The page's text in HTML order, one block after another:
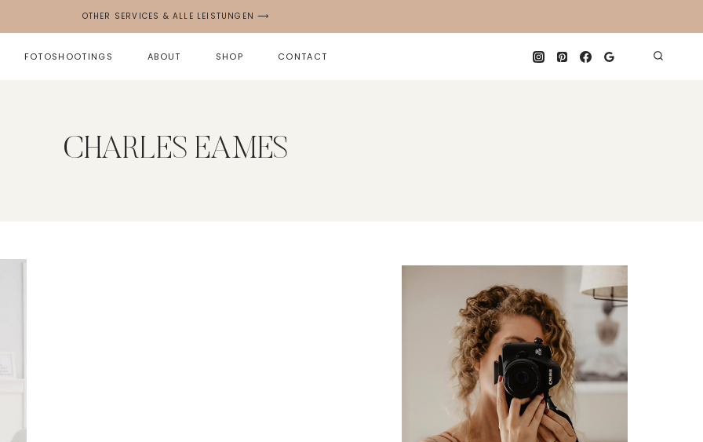
OTHER SERVICES & ALLE LEISTUNGEN ⟶
FOTOSHOOTINGS ABOUT SHOP CONTACT
CHARLES EAMES